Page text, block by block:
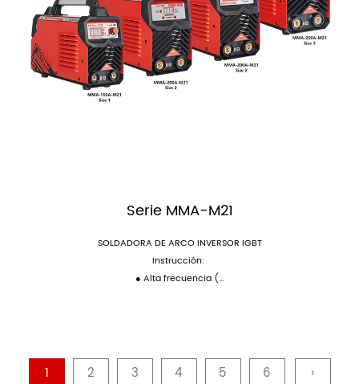
Serie MMA-M21
SOLDADORA DE ARCO INVERSOR IGBT
Instrucción:
● Alta frecuencia (...
1 2 3 4 5 6
›